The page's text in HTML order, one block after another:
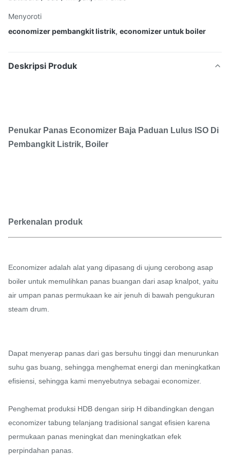
Menyoroti
economizer pembangkit listrik, economizer untuk boiler
Deskripsi Produk
Penukar Panas Economizer Baja Paduan Lulus ISO Di
Pembangkit Listrik, Boiler
Perkenalan produk
Economizer adalah alat yang dipasang di ujung cerobong asap
boiler untuk memulihkan panas buangan dari asap knalpot, yaitu
air umpan panas permukaan ke air jenuh di bawah pengukuran
steam drum.
Dapat menyerap panas dari gas bersuhu tinggi dan menurunkan
suhu gas buang, sehingga menghemat energi dan meningkatkan
efisiensi, sehingga kami menyebutnya sebagai economizer.
Penghemat produksi HDB dengan sirip H dibandingkan dengan
economizer tabung telanjang tradisional sangat efisien karena
permukaan panas meningkat dan meningkatkan efek
perpindahan panas.